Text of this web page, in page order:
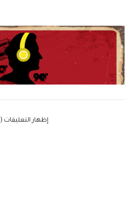
‫إظهار التعليقات (2)